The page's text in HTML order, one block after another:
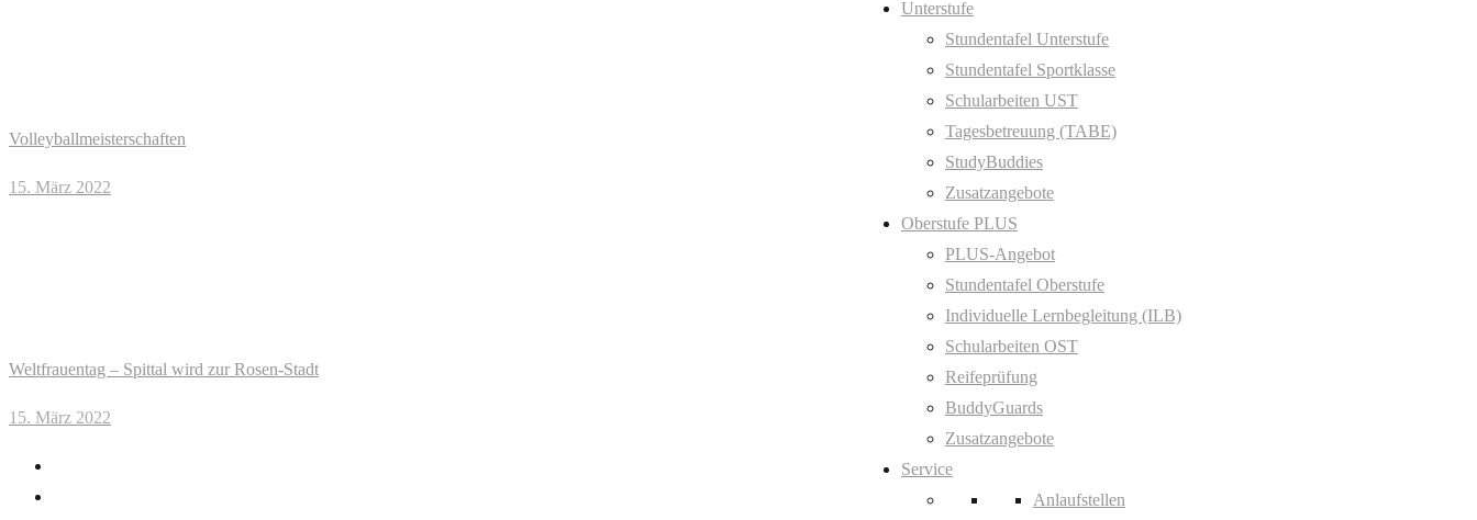
Unterstufe
Stundentafel Unterstufe
Stundentafel Sportklasse
Schularbeiten UST
Tagesbetreuung (TABE)
StudyBuddies
Zusatzangebote
Oberstufe PLUS
PLUS-Angebot
Stundentafel Oberstufe
Individuelle Lernbegleitung (ILB)
Schularbeiten OST
Reifeprüfung
BuddyGuards
Zusatzangebote
Service
Anlaufstellen
Volleyballmeisterschaften
15. März 2022
Weltfrauentag – Spittal wird zur Rosen-Stadt
15. März 2022